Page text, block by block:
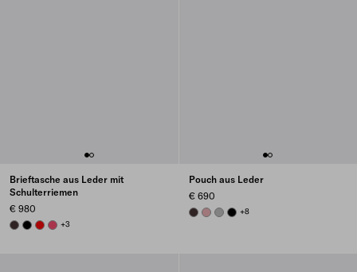
Brieftasche aus Leder mit
Schulterriemen
€ 980
DARK BROWN
BLACK
REDPEONY PINK
+3
Pouch aus Leder
€ 690
DARK BROWN
ROSY BLUSH
DARK GREY
BLACK
+8